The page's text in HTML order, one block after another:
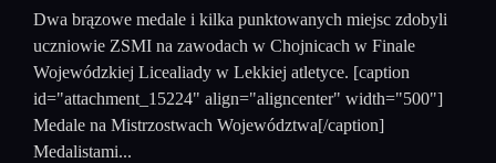
Dwa brązowe medale i kilka punktowanych miejsc zdobyli
uczniowie ZSMI na zawodach w Chojnicach w Finale
Wojewódzkiej Licealiady w Lekkiej atletyce. [caption
id="attachment_15224" align="aligncenter" width="500"]
Medale na Mistrzostwach Województwa[/caption]
Medalistami...